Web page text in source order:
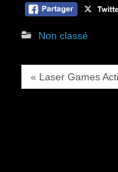
Non classé
« Laser Games